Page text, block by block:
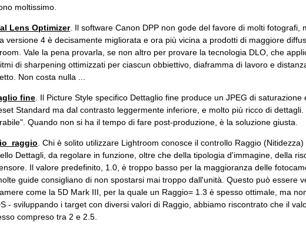
moltissimo.
Lens Optimizer. Il software Canon DPP non gode del favore di molti fotografi,
versione 4 è decisamente migliorata e ora più vicina a prodotti di maggiore
Vale la pena provarla, se non altro per provare la tecnologia DLO, che
di sharpening ottimizzati per ciascun obbiettivo, diaframma di lavoro e
Non costa nulla ...
fine . Il Picture Style specifico Dettaglio fine produce un JPEG di saturazione
Standard ma dal contrasto leggermente inferiore, e molto più ricco di dettagli.
Quando non si ha il tempo di fare post-produzione, è la soluzione giusta.
raggio . Chi è solito utilizzare Lightroom conosce il controllo Raggio (Nitidezza)
Dettagli, da regolare in funzione, oltre che della tipologia d'immagine, della
Il valore predefinito, 1.0, è troppo basso per la maggioranza delle
guide consigliano di non spostarsi mai troppo dall'unità. Questo può essere
come la 5D Mark III, per la quale un Raggio= 1.3 è spesso ottimale, ma
- sviluppando i target con diversi valori di Raggio, abbiamo riscontrato che il
compreso tra 2 e 2.5.